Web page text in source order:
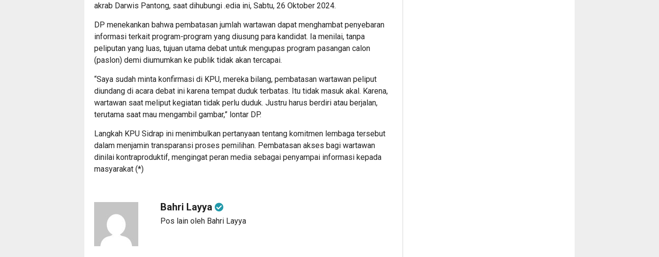
akrab Darwis Pantong, saat dihubungi .edia ini, Sabtu, 26 Oktober 2024.
DP menekankan bahwa pembatasan jumlah wartawan dapat menghambat penyebaran
informasi terkait program-program yang diusung para kandidat. Ia menilai, tanpa
peliputan yang luas, tujuan utama debat untuk mengupas program pasangan calon
(paslon) demi diumumkan ke publik tidak akan tercapai.
“Saya sudah minta konfirmasi di KPU, mereka bilang, pembatasan wartawan peliput
diundang di acara debat ini karena tempat duduk terbatas. Itu tidak masuk akal. Karena,
wartawan saat meliput kegiatan tidak perlu duduk. Justru harus berdiri atau berjalan,
terutama saat mau mengambil gambar,” lontar DP.
Langkah KPU Sidrap ini menimbulkan pertanyaan tentang komitmen lembaga tersebut
dalam menjamin transparansi proses pemilihan. Pembatasan akses bagi wartawan
dinilai kontraproduktif, mengingat peran media sebagai penyampai informasi kepada
masyarakat (*)
Bahri Layya
Pos lain oleh Bahri Layya